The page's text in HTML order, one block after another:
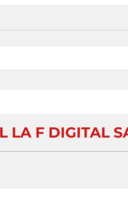
LA F DIGITAL